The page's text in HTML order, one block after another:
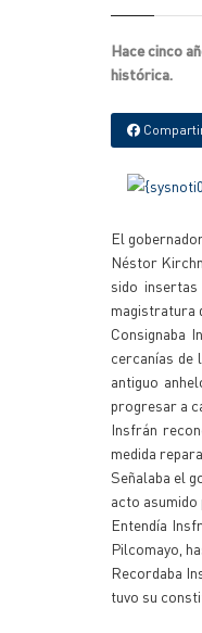
Hace cinco
histórica.
El
Néstor
sido
magistratura
Consignaba
cercanías de
antiguo
progresar a
Insfrán
medida
Señalaba el
acto asumido
Entendía
Pilcomayo,
Recordaba
tuvo su